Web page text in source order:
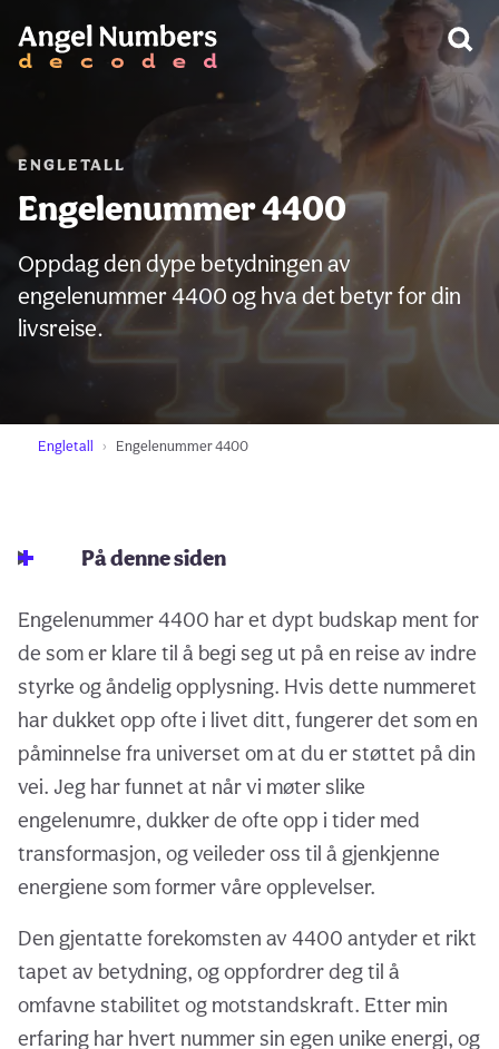
ENGLETALL
Engelenummer 4400
Oppdag den dype betydningen av
engelenummer 4400 og hva det betyr for din
livsreise.
Engletall Engelenummer 4400
På denne siden
Engelenummer 4400 har et dypt budskap ment for
de som er klare til å begi seg ut på en reise av indre
styrke og åndelig opplysning. Hvis dette nummeret
har dukket opp ofte i livet ditt, fungerer det som en
påminnelse fra universet om at du er støttet på din
vei. Jeg har funnet at når vi møter slike
engelenumre, dukker de ofte opp i tider med
transformasjon, og veileder oss til å gjenkjenne
energiene som former våre opplevelser.
Den gjentatte forekomsten av 4400 antyder et rikt
tapet av betydning, og oppfordrer deg til å
omfavne stabilitet og motstandskraft. Etter min
erfaring har hvert nummer sin egen unike energi, og
ADVARSEL: